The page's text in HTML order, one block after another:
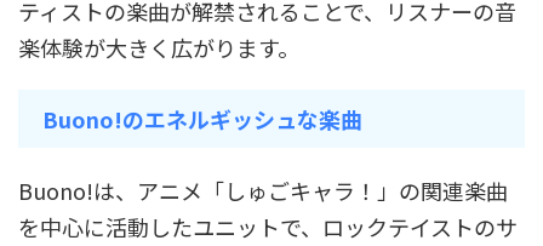
ティストの楽曲が解禁されることで、リスナーの音
楽体験が大きく広がります。
Buono!のエネルギッシュな楽曲
Buono!は、アニメ「しゅごキャラ！」の関連楽曲
を中心に活動したユニットで、ロックテイストのサ